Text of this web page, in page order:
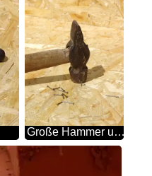
Große Hammer und einem kleinen Nagel